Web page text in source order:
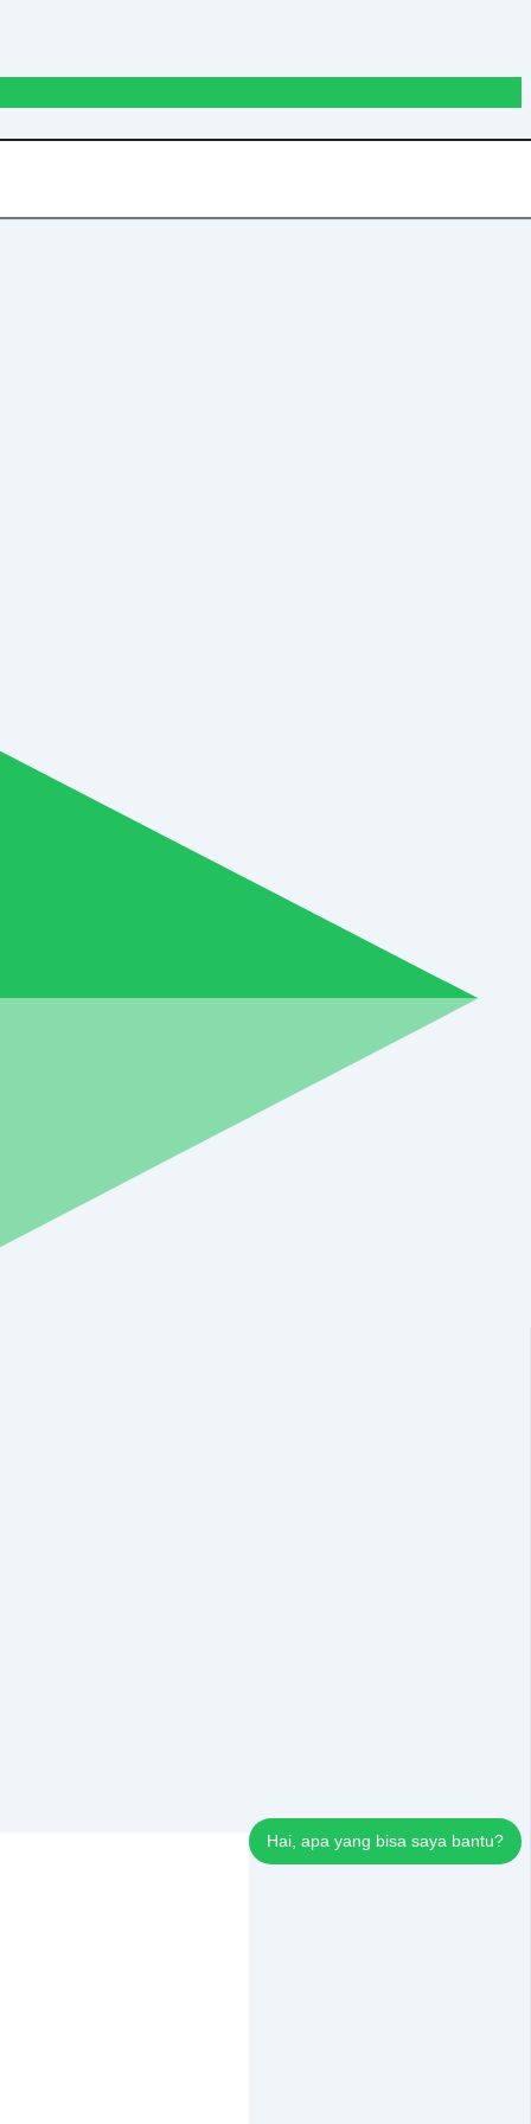
Hai, apa yang bisa saya bantu?